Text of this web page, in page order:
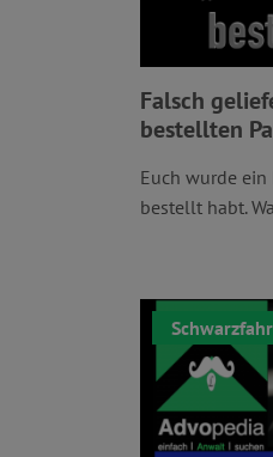
Falsch
bestellten
Euch wurde
bestellt habt.